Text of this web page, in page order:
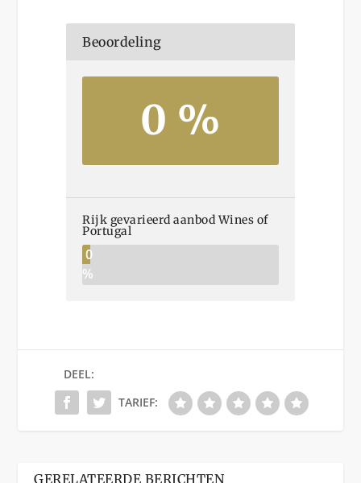
Beoordeling
0 %
Rijk gevarieerd aanbod Wines of
Portugal
0
%
DEEL:
TARIEF:
GERELATEERDE BERICHTEN